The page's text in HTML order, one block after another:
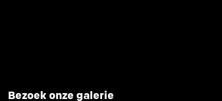
Bezoek onze galerie